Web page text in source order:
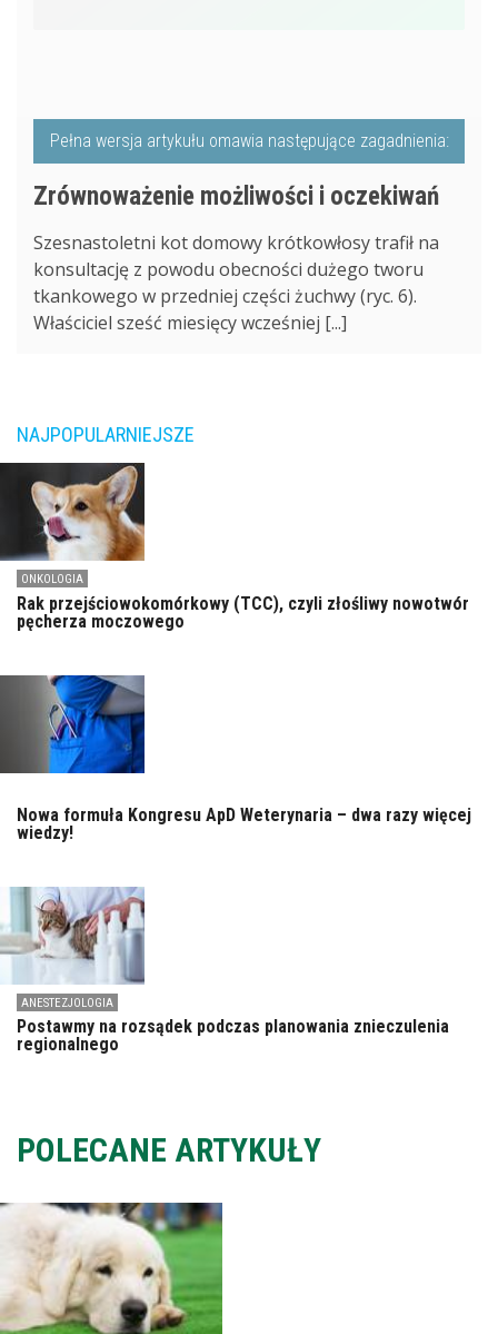
Pełna wersja artykułu omawia następujące zagadnienia:
Zrównoważenie możliwości i oczekiwań
Szesnastoletni kot domowy krótkowłosy trafił na
konsultację z powodu obecności dużego tworu
tkankowego w przedniej części żuchwy (ryc. 6).
Właściciel sześć miesięcy wcześniej [...]
NAJPOPULARNIEJSZE
ONKOLOGIA
Rak przejściowokomórkowy (TCC), czyli złośliwy nowotwór
pęcherza moczowego
Nowa formuła Kongresu ApD Weterynaria – dwa razy więcej
wiedzy!
ANESTEZJOLOGIA
Postawmy na rozsądek podczas planowania znieczulenia
regionalnego
POLECANE ARTYKUŁY